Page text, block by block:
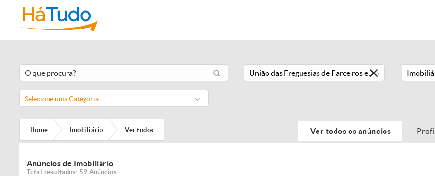
Selecione uma Categoria
Home Imobiliário Ver todos Ver todos os anúncios
Anúncios de Imobiliário
Total resultados: 59 Anúncios